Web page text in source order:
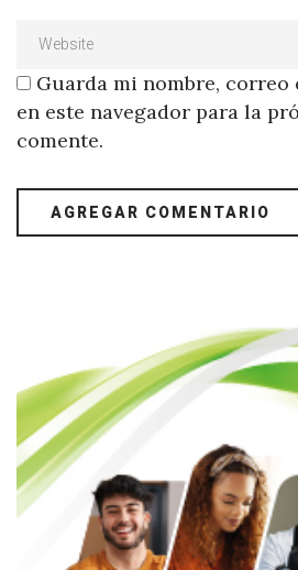
Guarda mi nombre,
en este navegador para la
comente.